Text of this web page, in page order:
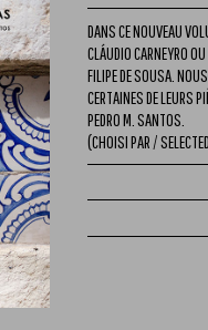
DANS CE NOUVEAU
CLÁUDIO CARNEYRO
FILIPE DE SOUSA.
CERTAINES DE LEURS
PEDRO M. SANTOS.
(CHOISI PAR /